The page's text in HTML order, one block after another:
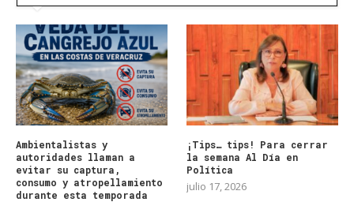
Ambientalistas y
autoridades llaman a
evitar su captura,
consumo y atropellamiento
durante esta temporada
¡Tips… tips! Para cerrar
la semana Al Día en
Política
julio 17, 2026